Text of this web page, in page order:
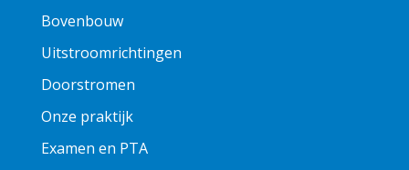
Bovenbouw
Uitstroomrichtingen
Doorstromen
Onze praktijk
Examen en PTA